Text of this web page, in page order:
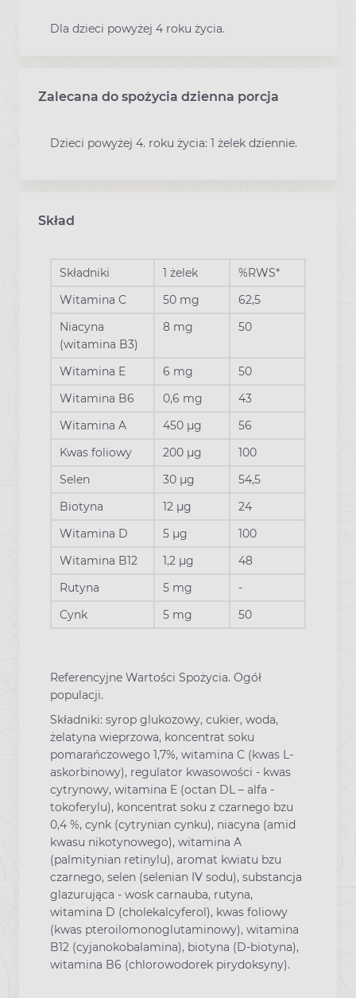
Dla dzieci powyżej 4 roku życia.
Zalecana do spożycia dzienna porcja
Dzieci powyżej 4. roku życia: 1 żelek dziennie.
Skład
Składniki 1 żelek
%RWS*
Witamina C
50 mg
62,5
Niacyna
(witamina B3)
8 mg 50
Witamina E 6 mg
50
Witamina B6
0,6 mg
43
Witamina A
450 µg
56
Kwas foliowy
200 µg
100
Selen
30 µg
54,5
Biotyna
12 µg
24
Witamina D
5 µg
100
Witamina B12
1,2 µg
48
Rutyna
5 mg
-
Cynk
5 mg 50
Referencyjne Wartości Spożycia. Ogół
populacji.
Składniki: syrop glukozowy, cukier, woda,
żelatyna wieprzowa, koncentrat soku
pomarańczowego 1,7%, witamina C (kwas L-
askorbinowy), regulator kwasowości - kwas
cytrynowy, witamina E (octan DL – alfa -
tokoferylu), koncentrat soku z czarnego bzu
0,4 %, cynk (cytrynian cynku), niacyna (amid
kwasu nikotynowego), witamina A
(palmitynian retinylu), aromat kwiatu bzu
czarnego, selen (selenian IV sodu), substancja
glazurująca - wosk carnauba, rutyna,
witamina D (cholekalcyferol), kwas foliowy
(kwas pteroilomonoglutaminowy), witamina
B12 (cyjanokobalamina), biotyna (D-biotyna),
witamina B6 (chlorowodorek pirydoksyny).